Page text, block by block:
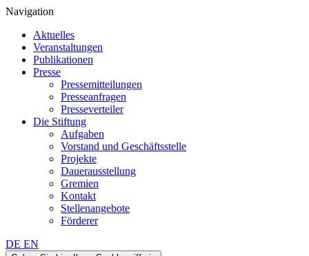
Navigation
Aktuelles
Veranstaltungen
Publikationen
Presse
Pressemitteilungen
Presseanfragen
Presseverteiler
Die Stiftung
Aufgaben
Vorstand und Geschäftsstelle
Projekte
Dauerausstellung
Gremien
Kontakt
Stellenangebote
Förderer
DE EN